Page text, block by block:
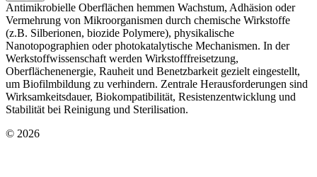
Antimikrobielle Oberflächen hemmen Wachstum, Adhäsion oder
Vermehrung von Mikroorganismen durch chemische Wirkstoffe
(z.B. Silberionen, biozide Polymere), physikalische
Nanotopographien oder photokatalytische Mechanismen. In der
Werkstoffwissenschaft werden Wirkstofffreisetzung,
Oberflächenenergie, Rauheit und Benetzbarkeit gezielt eingestellt,
um Biofilmbildung zu verhindern. Zentrale Herausforderungen sind
Wirksamkeitsdauer, Biokompatibilität, Resistenzentwicklung und
Stabilität bei Reinigung und Sterilisation.
© 2026